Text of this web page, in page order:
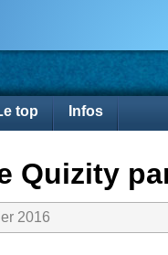
top Infos
Quizity
2016